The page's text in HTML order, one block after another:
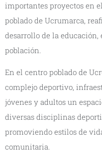
importantes proyectos en
poblado de Ucrumarca,
desarrollo de la
población.
En el centro poblado de
complejo deportivo,
jóvenes y adultos un
diversas disciplinas
promoviendo estilos de
comunitaria.